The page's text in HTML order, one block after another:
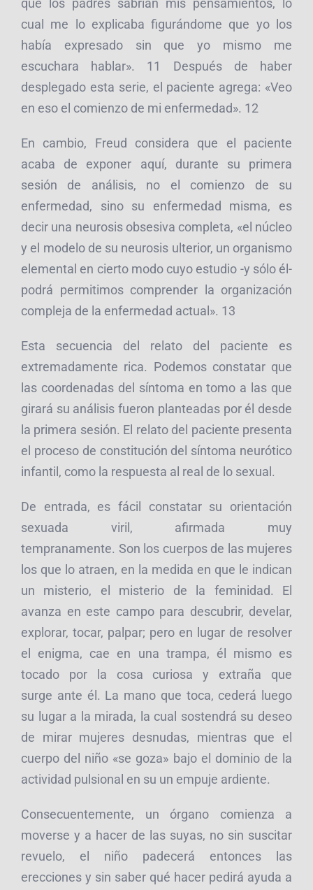
que los padres sabrían mis pensamientos, lo
cual me lo explicaba figurándome que yo los
había expresado sin que yo mismo me
escuchara hablar». 11 Después de haber
desplegado esta serie, el paciente agrega: «Veo
en eso el comienzo de mi enfermedad». 12
En cambio, Freud considera que el paciente
acaba de exponer aquí, durante su primera
sesión de análisis, no el comienzo de su
enfermedad, sino su enfermedad misma, es
decir una neurosis obsesiva completa, «el núcleo
y el modelo de su neurosis ulterior, un organismo
elemental en cierto modo cuyo estudio -y sólo él-
podrá permitimos comprender la organización
compleja de la enfermedad actual». 13
Esta secuencia del relato del paciente es
extremadamente rica. Podemos constatar que
las coordenadas del síntoma en tomo a las que
girará su análisis fueron planteadas por él desde
la primera sesión. El relato del paciente presenta
el proceso de constitución del síntoma neurótico
infantil, como la respuesta al real de lo sexual.
De entrada, es fácil constatar su orientación
sexuada viril, afirmada muy
tempranamente. Son los cuerpos de las mujeres
los que lo atraen, en la medida en que le indican
un misterio, el misterio de la feminidad. El
avanza en este campo para descubrir, develar,
explorar, tocar, palpar; pero en lugar de resolver
el enigma, cae en una trampa, él mismo es
tocado por la cosa curiosa y extraña que
surge ante él. La mano que toca, cederá luego
su lugar a la mirada, la cual sostendrá su deseo
de mirar mujeres desnudas, mientras que el
cuerpo del niño «se goza» bajo el dominio de la
actividad pulsional en su un empuje ardiente.
Consecuentemente, un órgano comienza a
moverse y a hacer de las suyas, no sin suscitar
revuelo, el niño padecerá entonces las
erecciones y sin saber qué hacer pedirá ayuda a